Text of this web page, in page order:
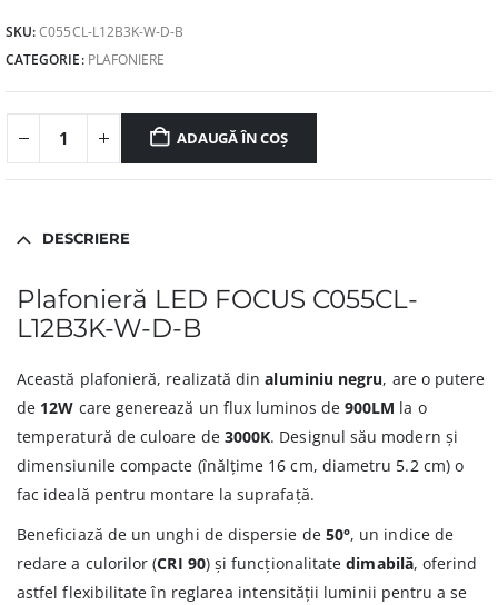
SKU:C055CL-L12B3K-W-D-B
CATEGORIE: PLAFONIERE
ADAUGĂ ÎN COȘ
DESCRIERE
Plafonieră LED FOCUS C055CL-
L12B3K-W-D-B
Această plafonieră, realizată dinaluminiu negru, are o putere
de 12W care generează un flux luminos de 900LM la o
temperatură de culoare de 3000K. Designul său modern și
dimensiunile compacte (înălțime 16 cm, diametru 5.2 cm) o
fac ideală pentru montare la suprafață.
Beneficiază de un unghi de dispersie de 50°, un indice de
redare a culorilor (CRI 90) și funcționalitatedimabilă, oferind
astfel flexibilitate în reglarea intensității luminii pentru a se